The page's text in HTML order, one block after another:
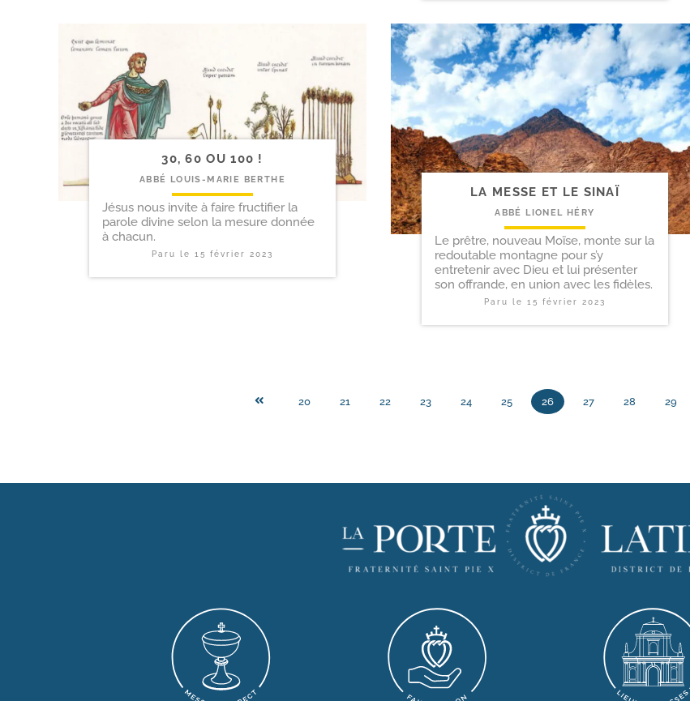
30, 60 OU 100 !
ABBÉ LOUIS-MARIE BERTHE
Jésus nous invite à faire fructifier la
parole divine selon la mesure donnée
à chacun.
Paru le 15 février 2023
LA MESSE ET LE SINAÏ
ABBÉ LIONEL HÉRY
Le prêtre, nouveau Moïse, monte sur la
redoutable montagne pour s’y
entretenir avec Dieu et lui présenter
son offrande, en union avec les fidèles.
Paru le 15 février 2023
20 21 22 23 24 25 26 27 28 29